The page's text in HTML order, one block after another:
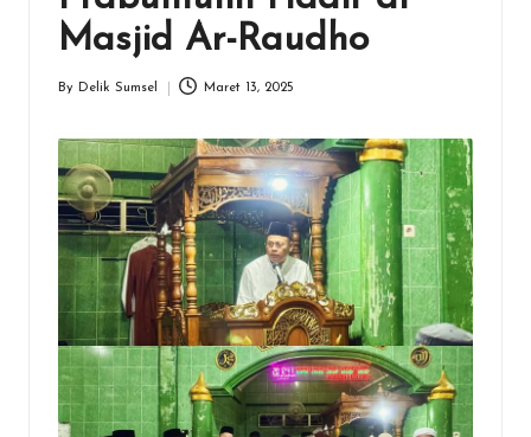
Masjid Ar-Raudho
By Delik Sumsel Maret 13, 2025